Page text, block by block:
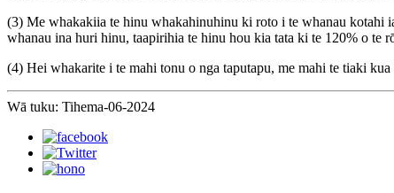
(3) Me whakakiia te hinu whakahinuhinu ki roto i te whanau kotahi
whanau ina huri hinu, taapirihia te hinu hou kia tata ki te 120% o te
(4) Hei whakarite i te mahi tonu o nga taputapu, me mahi te tiaki
Wā tuku: Tihema-06-2024